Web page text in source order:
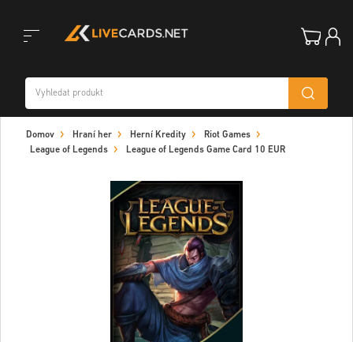
navigation
Domov Hraní her Herní Kredity
Riot Games
League of Legends
League of Legends Game Card 10 EUR